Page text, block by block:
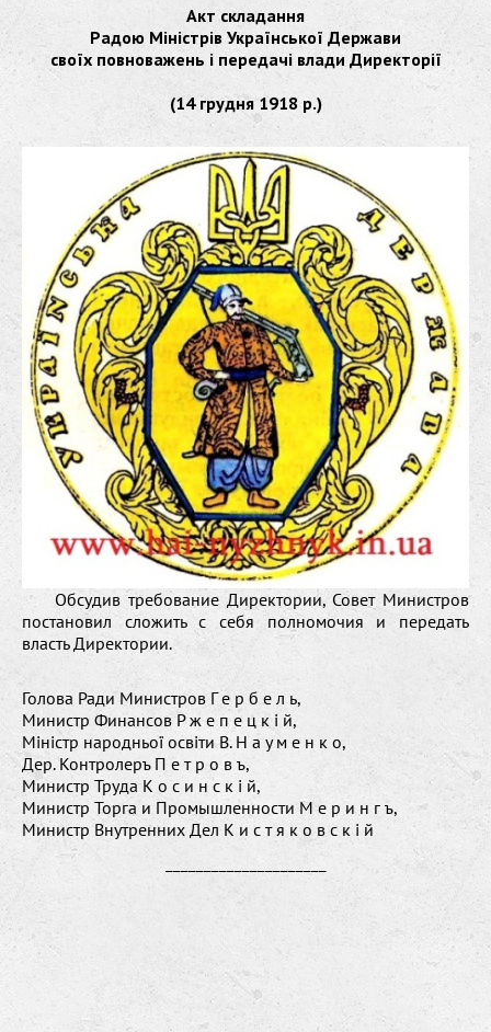
Акт складання
Радою Міністрів Української Держави
своїх повноважень і передачі влади Директорії
(14 грудня 1918 р.)
Обсудив требование Директории, Совет Министров
постановил сложить с себя полномочия и передать
власть Директории.
Голова Ради Министров Г е р б е л ь,
Министр Финансов Р ж е п е ц к і й,
Міністр народньої освіти В. Н а у м е н к о,
Дер. Контролеръ П е т р о в ъ,
Министр Труда К о с и н с к і й,
Министр Торга и Промышленности М е р и н г ъ,
Министр Внутренних Дел К и с т я к о в с к і й
_____________________